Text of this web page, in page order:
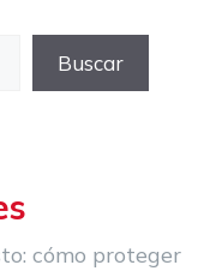
Buscar
cómo proteger